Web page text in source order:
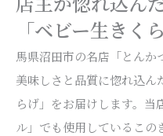
「ベビー生きく
馬県沼田市の名店「とんか
美味しさと品質に惚れ込ん
らげ」をお届けします。
ル」でも使用しているこ